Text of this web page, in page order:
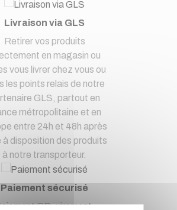
Livraison via GLS
Retirer vos produits
en magasin ou
vous livrer chez vous ou
les points relais de notre
GLS, partout en
métropolitaine et en
entre 24h et 48h après
à disposition des produits
à notre transporteur.
Paiement sécurisé
CB, virement,